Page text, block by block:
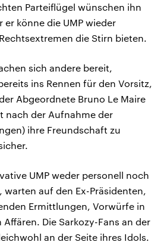
Parteiflügel wünschen ihn
könne die UMP wieder
die Stirn bieten.
sich andere bereit,
ins Rennen für den Vorsitz,
Abgeordnete Bruno Le Maire
nach der Aufnahme der
ihre Freundschaft zu
UMP weder personell noch
auf den Ex-Präsidenten,
Ermittlungen, Vorwürfe in
Die Sarkozy-Fans an der
an der Seite ihres Idols.